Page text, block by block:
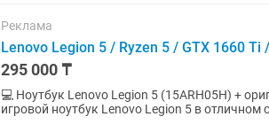
Реклама
Lenovo Legion 5 / Ryzen 5 / GTX 1660 Ti
295 000 ₸
💻 Ноутбук Lenovo Legion 5 (15ARH05H) +
игровой ноутбук Lenovo Legion 5 в